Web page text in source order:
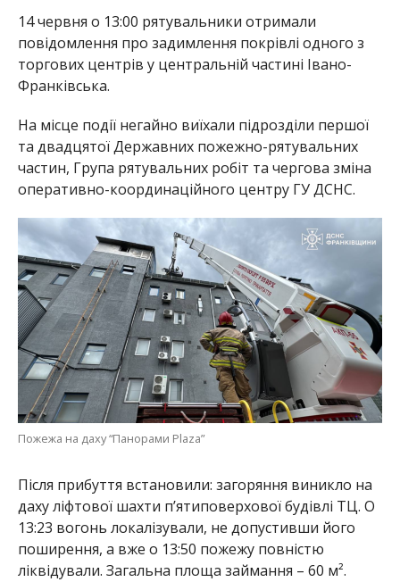
14 червня о 13:00 рятувальники отримали
повідомлення про задимлення покрівлі одного з
торгових центрів у центральній частині Івано-
Франківська.
На місце події негайно виїхали підрозділи першої
та двадцятої Державних пожежно-рятувальних
частин, Група рятувальних робіт та чергова зміна
оперативно-координаційного центру ГУ ДСНС.
Пожежа на даху “Панорами Plaza”
Після прибуття встановили: загоряння виникло на
даху ліфтової шахти п’ятиповерхової будівлі ТЦ. О
13:23 вогонь локалізували, не допустивши його
поширення, а вже о 13:50 пожежу повністю
ліквідували. Загальна площа займання – 60 м².